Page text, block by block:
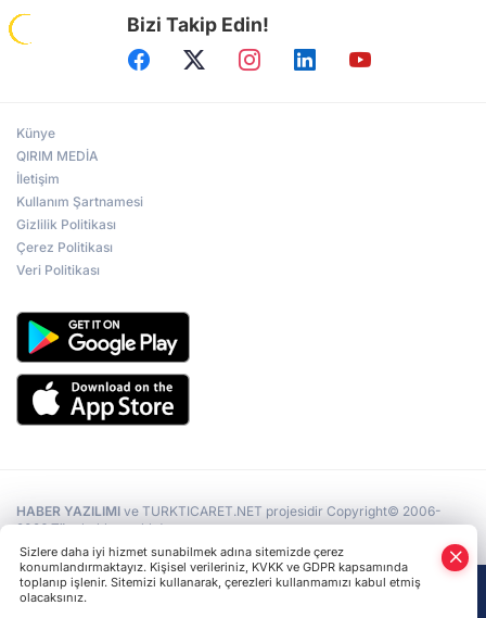
Prof.Dr. Ruhi Ersoy: Kırım, sürgün ve
Sovyet zulmünün sembolü oldu
Ankara'da ele alındı
Bizi Takip Edin!
Künye
QIRIM MEDİA
İletişim
Kullanım Şartnamesi
Gizlilik Politikası
Çerez Politikası
Veri Politikası
HABER YAZILIMI ve TURKTICARET.NET projesidir Copyright© 2006-
2026 Tüm hakları saklıdır.
Sizlere daha iyi hizmet sunabilmek adına sitemizde çerez
konumlandırmaktayız. Kişisel verileriniz, KVKK ve GDPR kapsamında
toplanıp işlenir. Sitemizi kullanarak, çerezleri kullanmamızı kabul etmiş
olacaksınız.